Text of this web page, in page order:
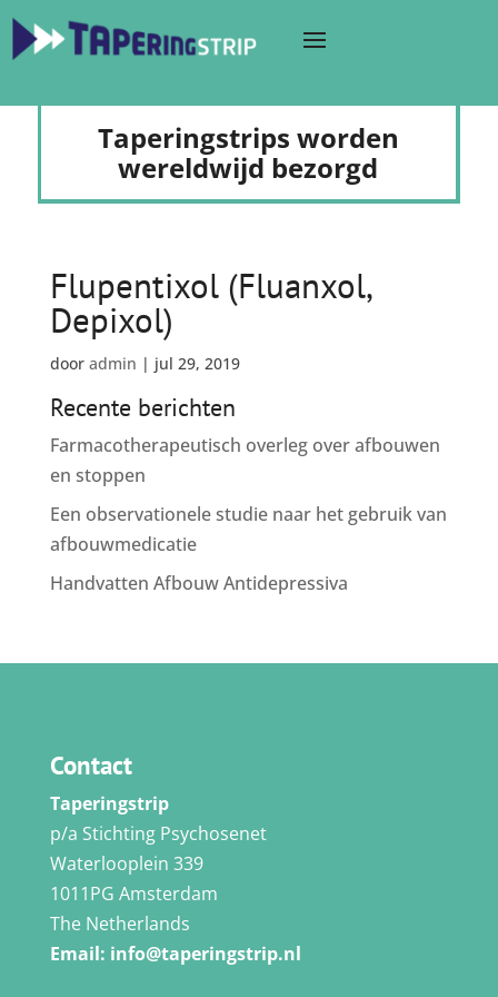
Taperingstrips worden
wereldwijd bezorgd
Flupentixol (Fluanxol,
Depixol)
door admin | jul 29, 2019
Recente berichten
Farmacotherapeutisch overleg over afbouwen
en stoppen
Een observationele studie naar het gebruik van
afbouwmedicatie
Handvatten Afbouw Antidepressiva
Contact
Taperingstrip
p/a Stichting Psychosenet
Waterlooplein 339
1011PG Amsterdam
The Netherlands
Email: info@taperingstrip.nl